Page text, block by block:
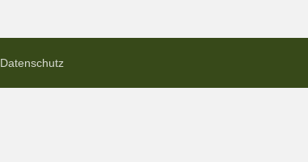
Datenschutz